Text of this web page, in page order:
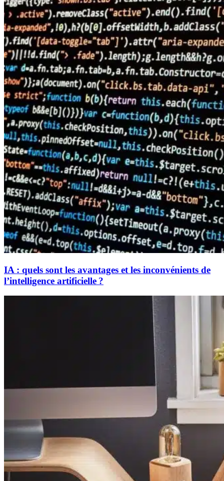
IA : quels sont les avantages et les inconvénients de
l’intelligence artificielle ?